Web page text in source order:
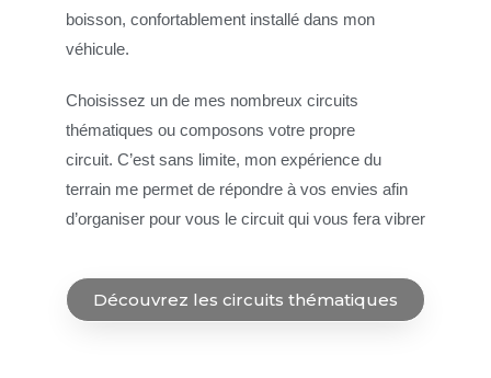
boisson, confortablement installé dans mon
véhicule.
Choisissez un de mes nombreux circuits
thématiques ou composons votre propre
circuit. C’est sans limite, mon expérience du
terrain me permet de répondre à vos envies afin
d’organiser pour vous le circuit qui vous fera vibrer
Découvrez les circuits thématiques